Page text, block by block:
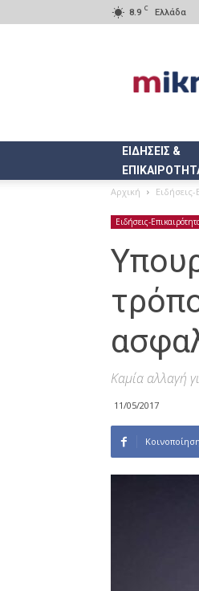
8.9 C Ελλάδα
ΕΙΔΗΣΕΙΣ &
Αρχική
Ειδήσεις-
Καμία αλλαγή
11/05/2017